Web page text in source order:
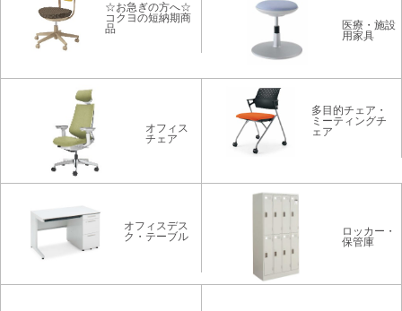
☆お急ぎの方へ☆
コクヨの短納期商
品
医療・施設
用家具
オフィス
チェア
多目的チェア・
ミーティングチ
ェア
オフィスデス
ク・テーブル
ロッカー・
保管庫